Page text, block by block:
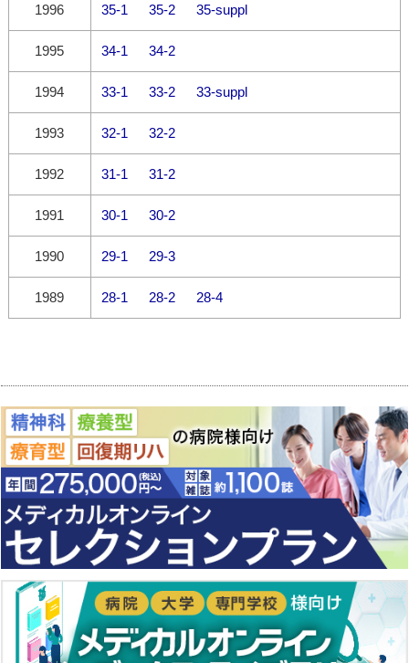
1996 35-1 35-2 35-suppl
1995 34-1 34-2
1994 33-1 33-2 33-suppl
1993 32-1 32-2
1992 31-1 31-2
1991 30-1 30-2
1990 29-1 29-3
1989 28-1 28-2 28-4